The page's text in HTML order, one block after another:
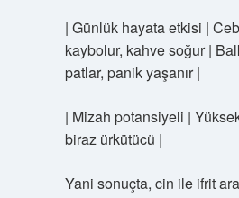
| Günlük hayata etkisi |
kaybolur, kahve soğur |
patlar, panik yaşanır |
| Mizah potansiyeli |
biraz ürkütücü |
Yani sonuçta, cin ile ifrit